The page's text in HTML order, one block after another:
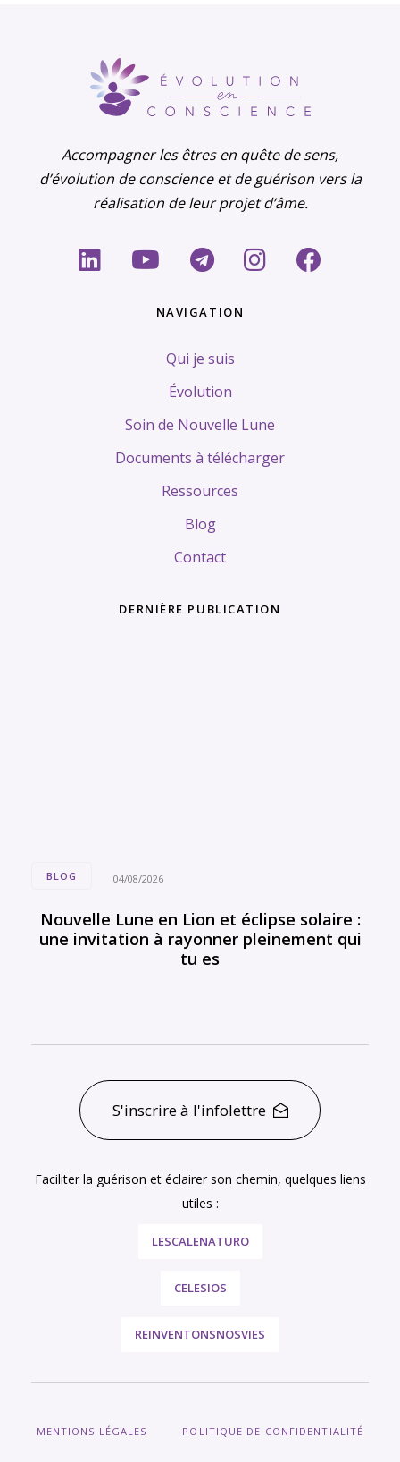
Accompagner les êtres en quête de sens,
d’évolution de conscience et de guérison vers la
réalisation de leur projet d’âme.
NAVIGATION
Qui je suis
Évolution
Soin de Nouvelle Lune
Documents à télécharger
Ressources
Blog
Contact
DERNIÈRE PUBLICATION
BLOG 04/08/2026
Nouvelle Lune en Lion et éclipse solaire :
une invitation à rayonner pleinement qui
tu es
S'inscrire à l'infolettre
Faciliter la guérison et éclairer son chemin, quelques liens
utiles :
LESCALENATURO
CELESIOS
REINVENTONSNOSVIES
MENTIONS LÉGALES POLITIQUE DE CONFIDENTIALITÉ